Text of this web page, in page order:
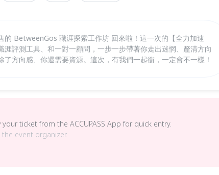
的 BetweenGos 職涯探索工作坊 回來啦！這一次的【全力加速
涯評測工具、和一對一顧問，一步一步帶著你走出迷惘、釐清方向
了方向感、你還需要資源。這次，有我們一起衝，一定會不一樣！
ticket from the ACCUPASS App for quick entry.
event organizer.